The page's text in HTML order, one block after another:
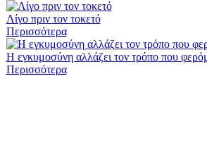
Λίγο πριν τον τοκετό
Περισσότερα
H εγκυμοσύνη αλλάζει τον τρόπο που
Περισσότερα